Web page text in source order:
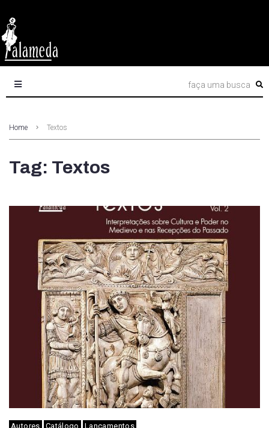
Home Textos
Tag: Textos
Autores Catálogo Lançamentos